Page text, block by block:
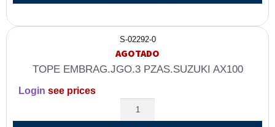
S-02292-0
AGOTADO
TOPE EMBRAG.JGO.3 PZAS.SUZUKI AX100
Login see prices